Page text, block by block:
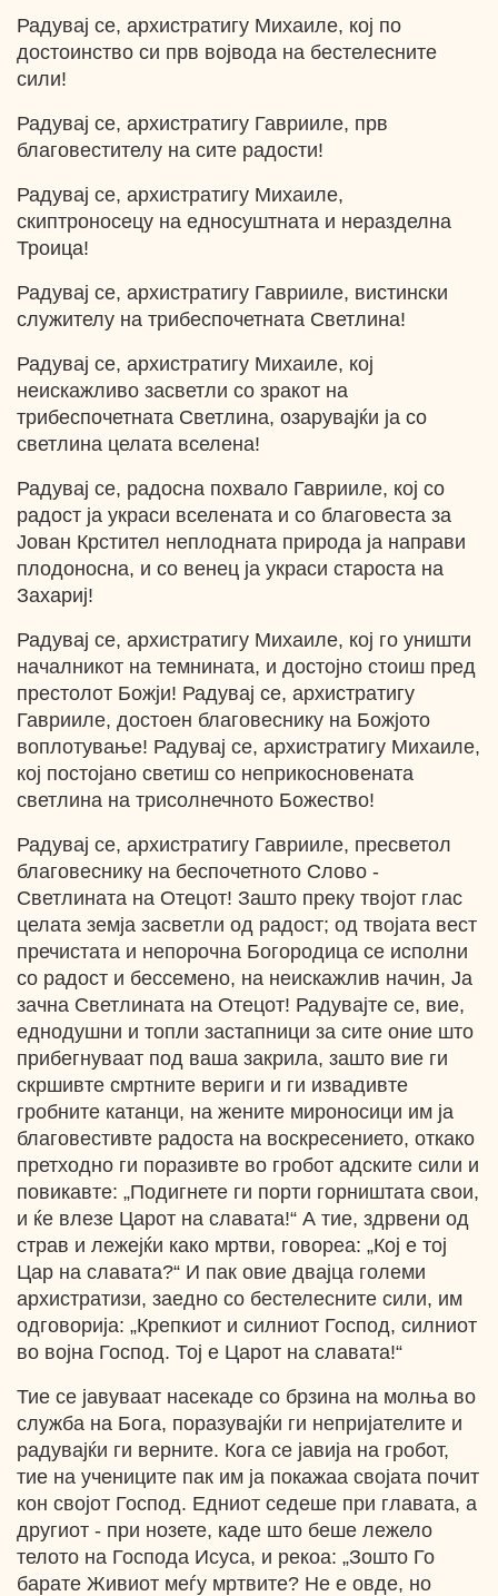
Радувај се, архистратигу Михаиле, кој по
достоинство си прв војвода на бестелесните
сили!
Радувај се, архистратигу Гаврииле, прв
благовестителу на сите радости!
Радувај се, архистратигу Михаиле,
скиптроносецу на едносуштната и неразделна
Троица!
Радувај се, архистратигу Гаврииле, вистински
служителу на трибеспочетната Светлина!
Радувај се, архистратигу Михаиле, кој
неискажливо засветли со зракот на
трибеспочетната Светлина, озарувајќи ја со
светлина целата вселена!
Радувај се, радосна похвало Гаврииле, кој со
радост ја украси вселената и со благовеста за
Јован Крстител неплодната природа ја направи
плодоносна, и со венец ја украси староста на
Захариј!
Радувај се, архистратигу Михаиле, кој го уништи
началникот на темнината, и достојно стоиш пред
престолот Божји! Радувај се, архистратигу
Гаврииле, достоен благовеснику на Божјото
воплотување! Радувај се, архистратигу Михаиле,
кој постојано светиш со неприкосновената
светлина на трисолнечното Божество!
Радувај се, архистратигу Гаврииле, пресветол
благовеснику на беспочетното Слово -
Светлината на Отецот! Зашто преку твојот глас
целата земја засветли од радост; од твојата вест
пречистата и непорочна Богородица се исполни
со радост и бессемено, на неискажлив начин, Ја
зачна Светлината на Отецот! Радувајте се, вие,
еднодушни и топли застапници за сите оние што
прибегнуваат под ваша закрила, зашто вие ги
скршивте смртните вериги и ги извадивте
гробните катанци, на жените мироносици им ја
благовестивте радоста на воскресението, откако
претходно ги поразивте во гробот адските сили и
повикавте: „Подигнете ги порти горништата свои,
и ќе влезе Царот на славата!“ А тие, здрвени од
страв и лежејќи како мртви, говореа: „Кој е тој
Цар на славата?“ И пак овие двајца големи
архистратизи, заедно со бестелесните сили, им
одговорија: „Крепкиот и силниот Господ, силниот
во војна Господ. Тој е Царот на славата!“
Тие се јавуваат насекаде со брзина на молња во
служба на Бога, поразувајќи ги непријателите и
радувајќи ги верните. Кога се јавија на гробот,
тие на учениците пак им ја покажаа својата почит
кон својот Господ. Едниот седеше при главата, а
другиот - при нозете, каде што беше лежело
телото на Господа Исуса, и рекоа: „Зошто Го
барате Живиот меѓу мртвите? Не е овде, но